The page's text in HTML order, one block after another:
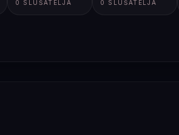
0 SLUŠATELJA 0 SLUŠATELJA